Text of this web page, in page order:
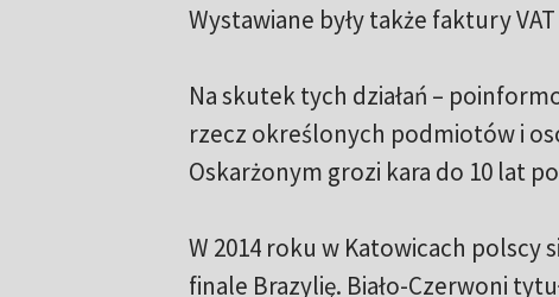
Wystawiane były także faktury
Na skutek tych działań –
rzecz określonych podmiotów i
Oskarżonym grozi kara do 10 lat
W 2014 roku w Katowicach
finale Brazylię. Biało-Czerwoni